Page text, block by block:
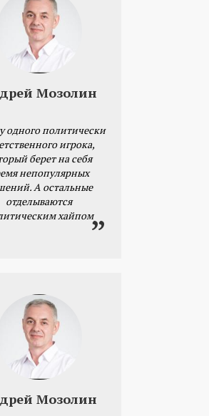
Мозолин
одного политически
игрока,
берет на себя
непопулярных
А остальные
отделываются
хайпом
Мозолин